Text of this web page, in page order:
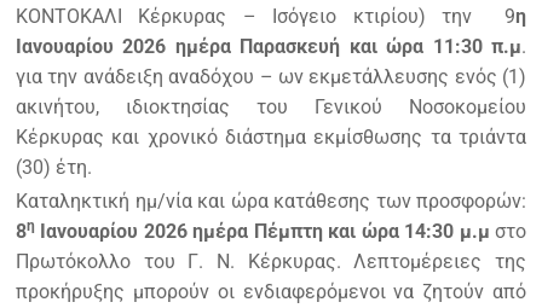
ΚΟΝΤΟΚΑΛΙ Κέρκυρας – Ισόγειο κτιρίου) την 9η
Ιανουαρίου 2026 ημέρα Παρασκευή και ώρα 11:30 π.μ.
για την ανάδειξη αναδόχου – ων εκμετάλλευσης ενός (1)
ακινήτου, ιδιοκτησίας του Γενικού Νοσοκομείου
Κέρκυρας και χρονικό διάστημα εκμίσθωσης τα τριάντα
(30) έτη.
Καταληκτική ημ/νία και ώρα κατάθεσης των προσφορών:
8η Ιανουαρίου 2026 ημέρα Πέμπτη και ώρα 14:30 μ.μ στο
Πρωτόκολλο του Γ. Ν. Κέρκυρας. Λεπτομέρειες της
προκήρυξης μπορούν οι ενδιαφερόμενοι να ζητούν από